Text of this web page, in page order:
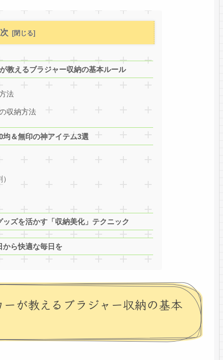
教えるブラジャー収納の基本ルール
法
収納方法
＆無印の神アイテム3選
ズを活かす「収納美化」テクニック
から快適な毎日を
ーが教えるブラジャー収納の基本